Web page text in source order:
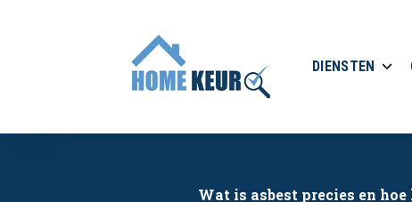
DIENSTEN
Wat is asbest precies en